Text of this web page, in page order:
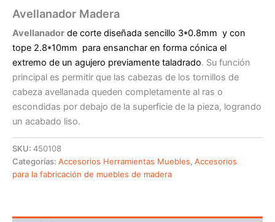
Avellanador Madera
Avellanador de corte diseñada sencillo 3*0.8mm y con
tope 2.8*10mm para ensanchar en forma cónica el
extremo de un agujero previamente taladrado. Su función
principal es permitir que las cabezas de los tornillos de
cabeza avellanada queden completamente al ras o
escondidas por debajo de la superficie de la pieza, logrando
un acabado liso.
SKU: 450108
Categorías: Accesorios Herramientas Muebles, Accesorios
para la fabricación de muebles de madera